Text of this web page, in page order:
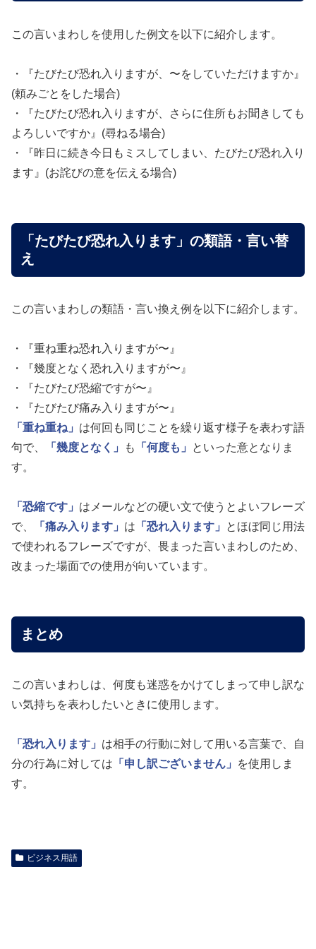
この言いまわしを使用した例文を以下に紹介します。
・『たびたび恐れ入りますが、〜をしていただけますか』
(頼みごとをした場合)
・『たびたび恐れ入りますが、さらに住所もお聞きしても
よろしいですか』(尋ねる場合)
・『昨日に続き今日もミスしてしまい、たびたび恐れ入り
ます』(お詫びの意を伝える場合)
「たびたび恐れ入ります」の類語・言い替
え
この言いまわしの類語・言い換え例を以下に紹介します。
・『重ね重ね恐れ入りますが〜』
・『幾度となく恐れ入りますが〜』
・『たびたび恐縮ですが〜』
・『たびたび痛み入りますが〜』
「重ね重ね」 は何回も同じことを繰り返す様子を表わす語
句で、
「幾度となく」 も 「何度も」
といった意となりま
す。
「恐縮です」 はメールなどの硬い文で使うとよいフレーズ
で、
「痛み入ります」 は 「恐れ入ります」
とほぼ同じ用法
で使われるフレーズですが、畏まった言いまわしのため、
改まった場面での使用が向いています。
まとめ
この言いまわしは、何度も迷惑をかけてしまって申し訳な
い気持ちを表わしたいときに使用します。
「恐れ入ります」 は相手の行動に対して用いる言葉で、自
分の行為に対しては 「申し訳ございません」
を使用しま
す。
ビジネス用語